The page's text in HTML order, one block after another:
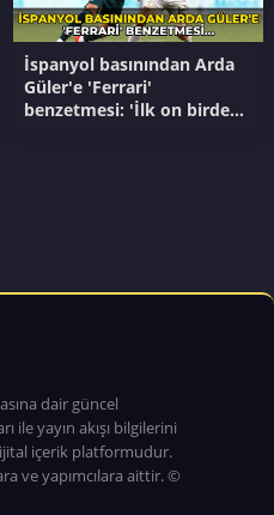
İspanyol basınından Arda
Güler'e 'Ferrari'
benzetmesi: 'İlk on birde
dair güncel
ile yayın akışı bilgilerini
içerik platformudur.
ve yapımcılara aittir. ©